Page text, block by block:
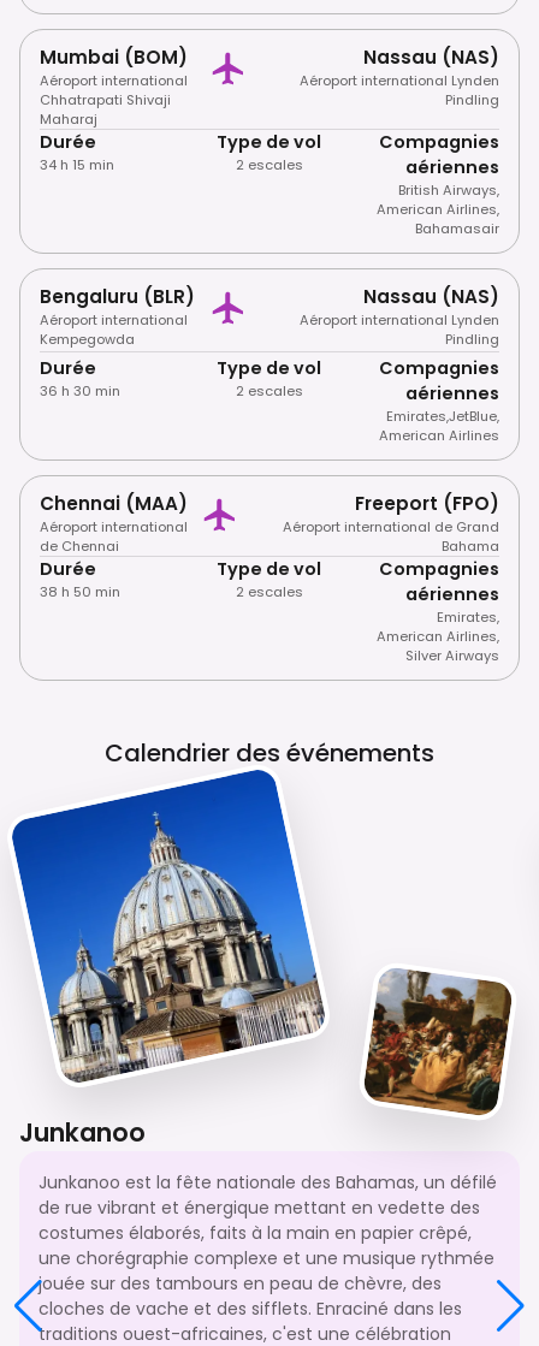
Mumbai (BOM)
Aéroport international
Chhatrapati Shivaji
Maharaj
Nassau (NAS)
Aéroport international Lynden
Pindling
Durée
34 h 15 min
Type de vol
2 escales
Compagnies
aériennes
British Airways,
American Airlines,
Bahamasair
Bengaluru (BLR)
Aéroport international
Kempegowda
Nassau (NAS)
Aéroport international Lynden
Pindling
Durée
36 h 30 min
Type de vol
2 escales
Compagnies
aériennes
Emirates,JetBlue,
American Airlines
Chennai (MAA)
Aéroport international
de Chennai
Freeport (FPO)
Aéroport international de Grand
Bahama
Durée
38 h 50 min
Type de vol
2 escales
Compagnies
aériennes
Emirates,
American Airlines,
Silver Airways
Calendrier des événements
Junkanoo
Junkanoo est la fête nationale des Bahamas, un défilé
de rue vibrant et énergique mettant en vedette des
costumes élaborés, faits à la main en papier crêpé,
une chorégraphie complexe et une musique rythmée
jouée sur des tambours en peau de chèvre, des
cloches de vache et des sifflets. Enraciné dans les
traditions ouest-africaines, c'est une célébration